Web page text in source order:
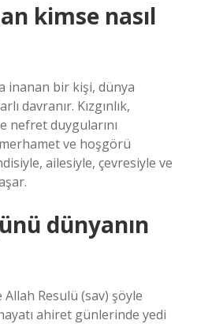
kimse nasıl
inanan bir kişi, dünya
davranır. Kızgınlık,
nefret duygularını
ve hoşgörü
ailesiyle, çevresiyle ve
dünyanın
Resulü (sav) şöyle
ahiret günlerinde yedi